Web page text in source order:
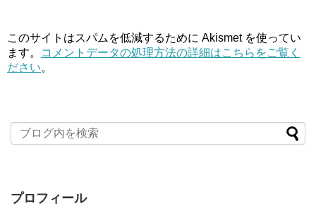
このサイトはスパムを低減するために Akismet を使ってい
ます。
コメントデータの処理方法の詳細はこちらをご覧く
ださい。
プロフィール